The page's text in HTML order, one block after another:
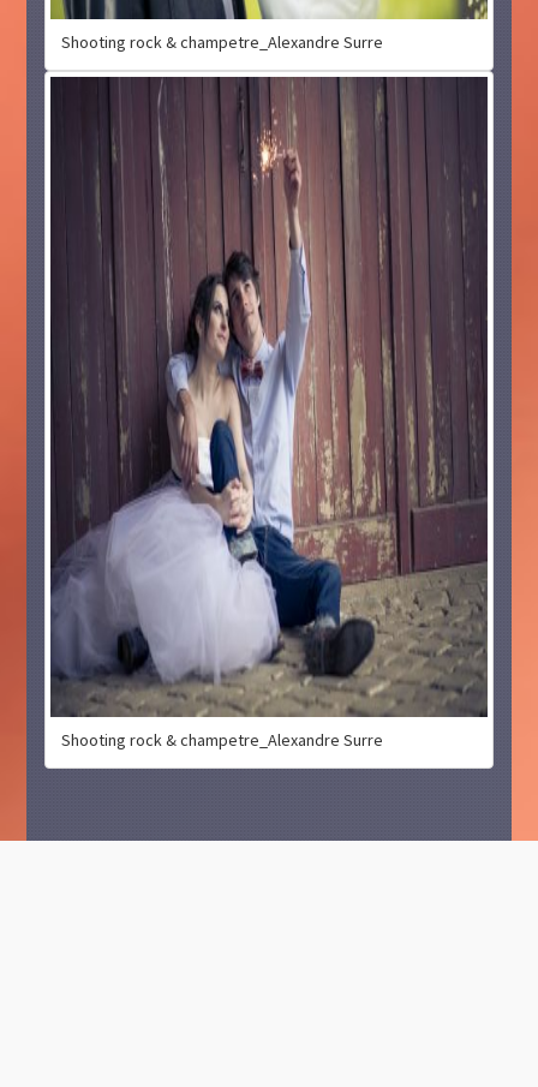
Shooting rock & champetre_Alexandre Surre
Shooting rock & champetre_Alexandre Surre